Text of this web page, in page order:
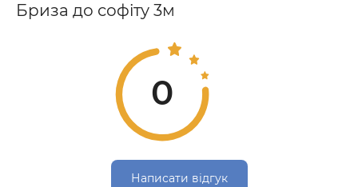
Бриза до софіту 3м
0
Написати відгук